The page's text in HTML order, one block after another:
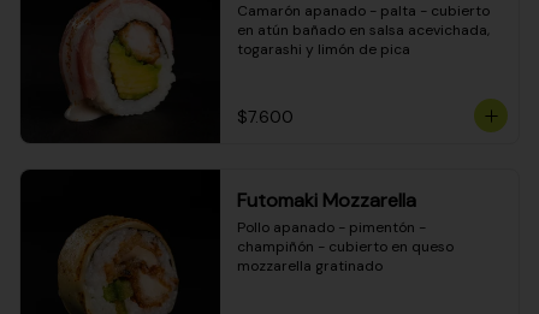
Camarón apanado - palta - cubierto
en atún bañado en salsa acevichada,
togarashi y limón de pica
$7.600
Futomaki Mozzarella
Pollo apanado - pimentón -
champiñón - cubierto en queso
mozzarella gratinado